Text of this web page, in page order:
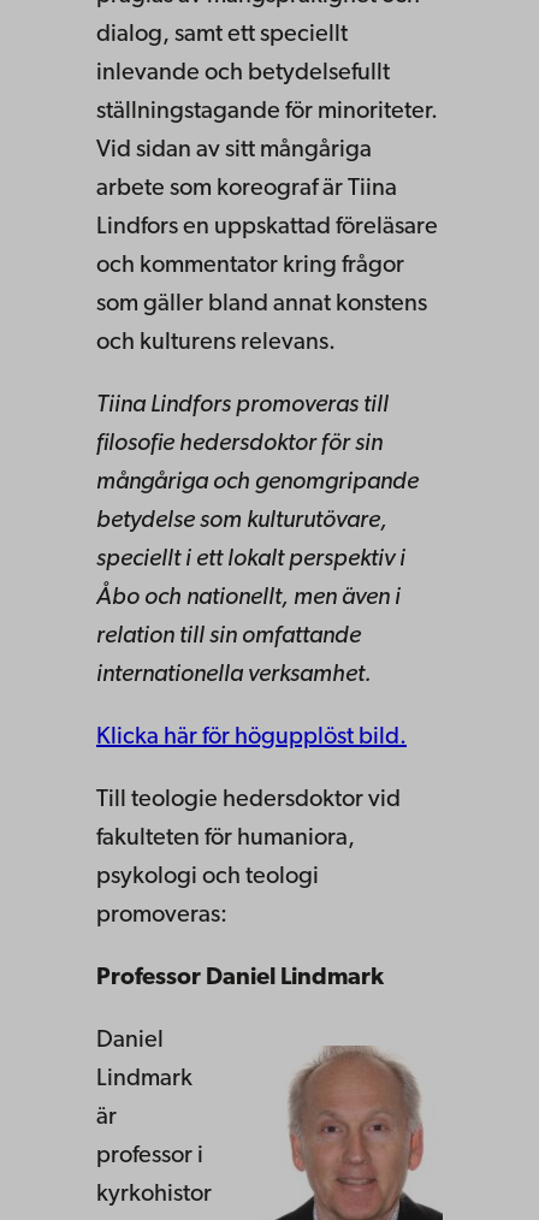
dialog, samt ett speciellt
inlevande och betydelsefullt
ställningstagande för minoriteter.
Vid sidan av sitt mångåriga
arbete som koreograf är Tiina
Lindfors en uppskattad föreläsare
och kommentator kring frågor
som gäller bland annat konstens
och kulturens relevans.
Tiina Lindfors promoveras till
filosofie hedersdoktor för sin
mångåriga och genomgripande
betydelse som kulturutövare,
speciellt i ett lokalt perspektiv i
Åbo och nationellt, men även i
relation till sin omfattande
internationella verksamhet.
Klicka här för högupplöst bild.
Till teologie hedersdoktor vid
fakulteten för humaniora,
psykologi och teologi
promoveras:
Professor Daniel Lindmark
Daniel
Lindmark
är
professor i
kyrkohistor